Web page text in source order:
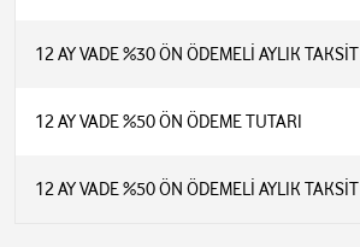
12 AY VADE %30 ÖN ÖDEMELİ AYLIK TAKSİT
12 AY VADE %50 ÖN ÖDEME TUTARI
12 AY VADE %50 ÖN ÖDEMELİ AYLIK TAKSİT
4 MP (2560 × 1440) çözünürlük